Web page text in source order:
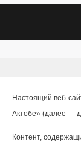
Настоящий веб-
Актобе» (далее —
Контент,